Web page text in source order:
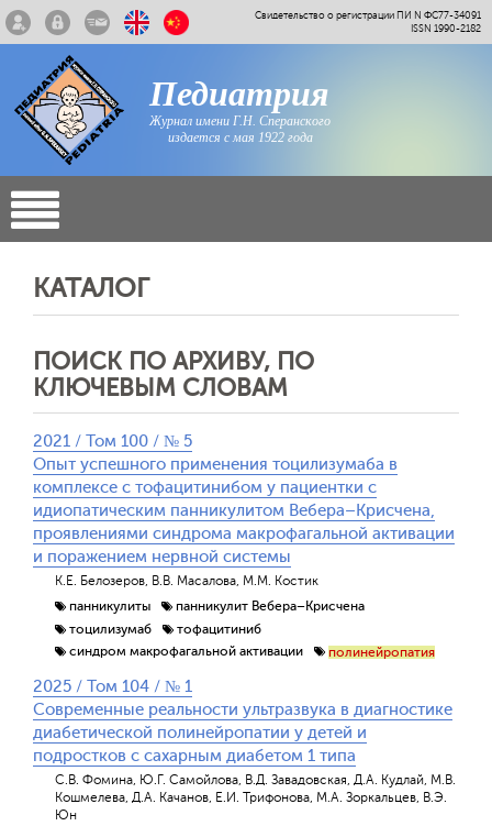
Свидетельство о регистрации ПИ N ФС77-34091
ISSN 1990-2182
Педиатрия
Журнал имени Г.Н. Сперанского
издается с мая 1922 года
КАТАЛОГ
ПОИСК ПО АРХИВУ, ПО
КЛЮЧЕВЫМ СЛОВАМ
2021 / Том 100 / № 5
Опыт успешного применения тоцилизумаба в
комплексе с тофацитинибом у пациентки с
идиопатическим панникулитом Вебера–Крисчена,
проявлениями синдрома макрофагальной активации
и поражением нервной системы
К.Е. Белозеров, В.В. Масалова, М.М. Костик
панникулиты
панникулит Вебера–Крисчена
тоцилизумаб
тофацитиниб
синдром макрофагальной активации
полинейропатия
2025 / Том 104 / № 1
Современные реальности ультразвука в диагностике
диабетической полинейропатии у детей и
подростков с сахарным диабетом 1 типа
С.В. Фомина, Ю.Г. Самойлова, В.Д. Завадовская, Д.А. Кудлай, М.В.
Кошмелева, Д.А. Качанов, Е.И. Трифонова, М.А. Зоркальцев, В.Э.
Юн